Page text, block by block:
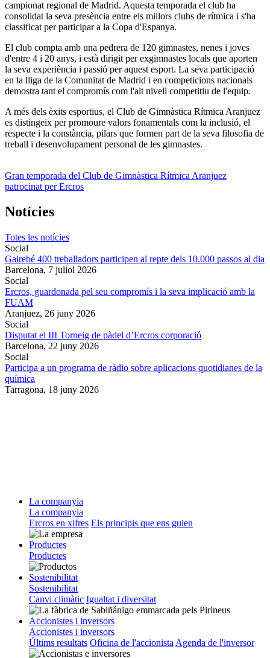
campionat regional de Madrid. Aquesta temporada el club ha
consolidat la seva presència entre els millors clubs de rítmica i s'ha
classificat per participar a la Copa d'Espanya.
El club compta amb una pedrera de 120 gimnastes, nenes i joves
d'entre 4 i 20 anys, i està dirigit per exgimnastes locals que aporten
la seva experiència i passió per aquest esport. La seva participació
en la lliga de la Comunitat de Madrid i en competicions nacionals
demostra tant el compromís com l'alt nivell competitiu de l'equip.
A més dels èxits esportius, el Club de Gimnàstica Rítmica Aranjuez
es distingeix per promoure valors fonamentals com la inclusió, el
respecte i la constància, pilars que formen part de la seva filosofia de
treball i desenvolupament personal de les gimnastes.
Gran temporada del Club de Gimnàstica Rítmica Aranjuez
patrocinat per Ercros
Notícies
Totes les notícies
Social
Gairebé 400 treballadors participen al repte dels 10.000 passos al dia
Barcelona, 7 juliol 2026
Social
Ercros, guardonada pel seu compromís i la seva implicació amb la
FUAM
Aranjuez, 26 juny 2026
Social
Disputat el III Torneig de pàdel d’Ercros corporació
Barcelona, 22 juny 2026
Social
Participa a un programa de ràdio sobre aplicacions quotidianes de la
química
Tarragona, 18 juny 2026
La companyia
La companyia
Ercros en xifres Els principis que ens guien
Productes
Productes
Sostenibilitat
Sostenibilitat
Canvi climàtic Igualtat i diversitat
Accionistes i inversors
Accionistes i inversors
Últims resultats Oficina de l'accionista Agenda de l'inversor